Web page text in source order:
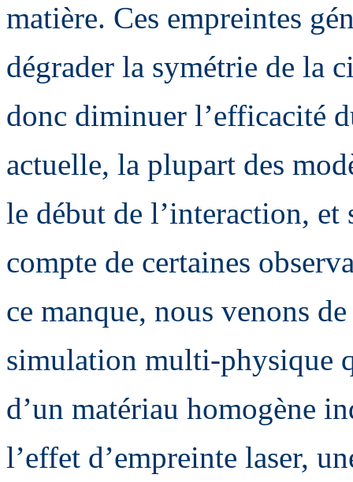
matière. Ces empreintes
dégrader la symétrie de la
donc diminuer l’efficacité
actuelle, la plupart des
le début de l’interaction, et
compte de certaines
ce manque, nous venons
simulation multi-physique
d’un matériau homogène
l’effet d’empreinte laser,